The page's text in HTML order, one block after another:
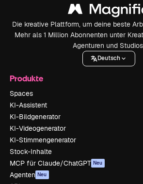
Die kreative Plattform, um deine beste
Mehr als 1 Million Abonnenten unter
Agenturen und
Deutsch
Produkte
Spaces
KI-Assistent
KI-Bildgenerator
KI-Videogenerator
KI-Stimmengenerator
Stock-Inhalte
MCP für Claude/ChatGPT Neu
Agenten Neu